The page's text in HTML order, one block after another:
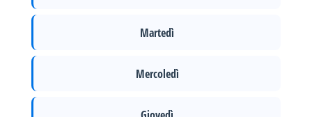
Martedì
Mercoledì